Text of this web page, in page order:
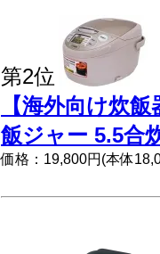
第2位
【海外向け炊
飯ジャー 5.5合
価格：19,800円(本体